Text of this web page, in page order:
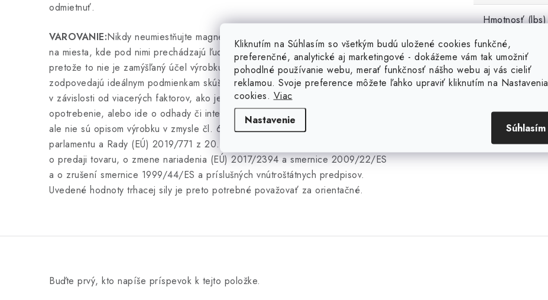
Kliknutím na Súhlasím so všetkým budú uložené cookies funkčné,
preferenčné, analytické aj marketingové - dokážeme vám tak umožniť
pohodlné používanie webu, merať funkčnosť nášho webu aj vás cieliť
reklamou. Svoje preference môžete ľahko upraviť kliknutím na Nastavenia
cookies. Viac
Nastavenie
Súhlasím
odmietnuť.
VAROVANIE:Nikdy neumiestňujte magnetické pásy alebo magnetické rukoväte
na miesta, kde pod nimi prechádzajú ľudia. Hrozí nebezpečenstvo poranenia,
pretože to nie je zamýšľaný účel výrobku. Uvedené hodnoty trhacej sily buď
zodpovedajú ideálnym podmienkam skúšobného prostredia, ktoré sa môžu líšiť
v závislosti od viacerých faktorov, ako je konkrétny typ prostredia a následné
opotrebenie, alebo ide o odhady či interné pomocné výpočty predávajúceho,
ale nie sú opisom výrobku v zmysle čl. 6 písm. a) smernice Európskeho
parlamentu a Rady (EÚ) 2019/771 z 20. mája 2019 o určitých aspektoch zmlúv
o predaji tovaru, o zmene nariadenia (EÚ) 2017/2394 a smernice 2009/22/ES
a o zrušení smernice 1999/44/ES a príslušných vnútroštátnych predpisov.
Uvedené hodnoty trhacej sily je preto potrebné považovať za orientačné.
Hmotnosť (lbs)
Označenie
Buďte prvý, kto napíše príspevok k tejto položke.